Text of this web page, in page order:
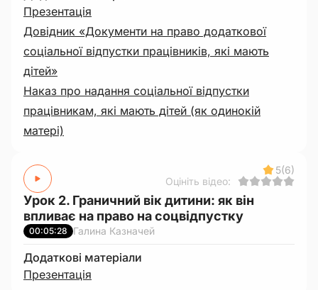
Презентація
Довідник «Документи на право додаткової
соціальної відпустки працівників, які мають
дітей»
Наказ про надання соціальної відпустки
працівникам, які мають дітей (як одинокій
матері)
5(6)
Оцініть відео:
Урок 2. Граничний вік дитини: як він
впливає на право на соцвідпустку
00:05:28 Галина Казначей
Додаткові матеріали
Презентація